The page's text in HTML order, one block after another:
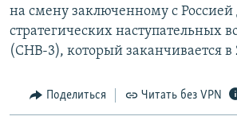
на смену заключенному с Россией
стратегических наступательных
(СНВ-3), который заканчивается в
Поделиться Читать без VPN